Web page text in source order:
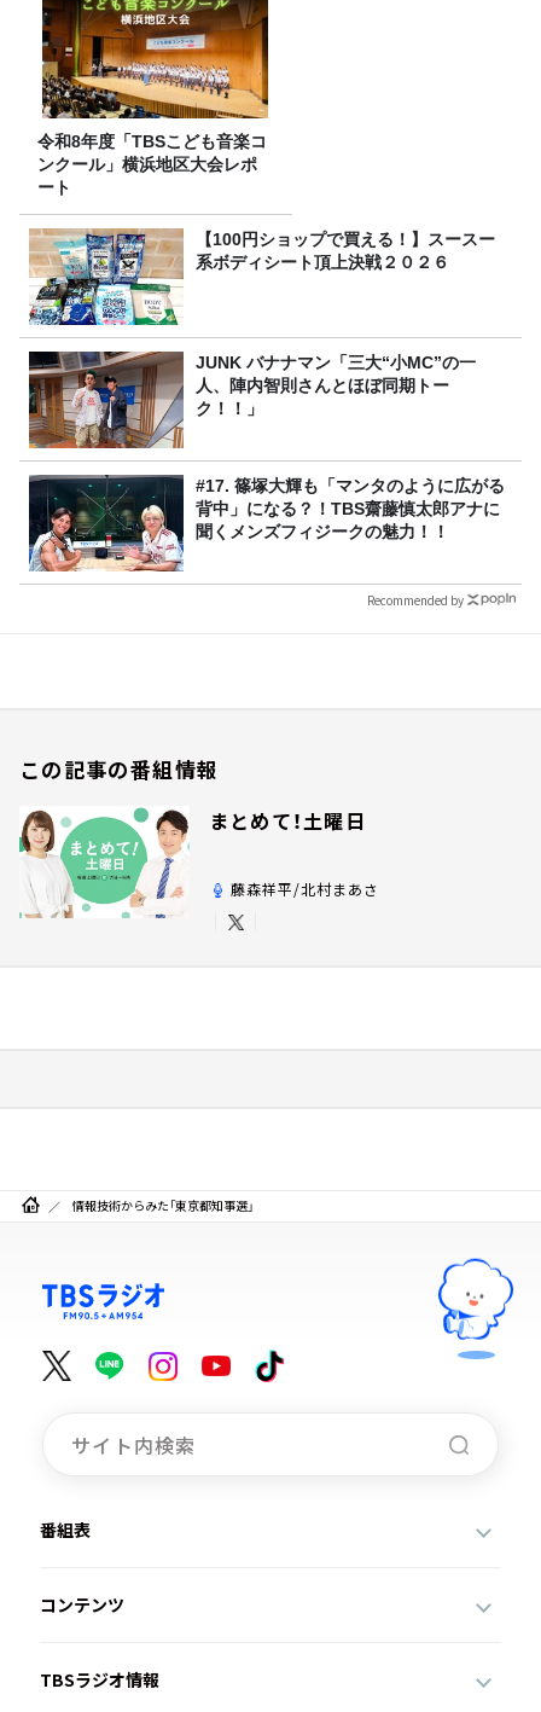
令和8年度「TBSこども音楽コ
ンクール」横浜地区大会レポ
ート
【100円ショップで買える！】スースー
系ボディシート頂上決戦２０２６
JUNK バナナマン「三大“小MC”の一
人、陣内智則さんとほぼ同期トー
ク！！」
#17. 篠塚大輝も「マンタのように広がる
背中」になる？！TBS齋藤慎太郎アナに
聞くメンズフィジークの魅力！！
Recommended by
この記事の番組情報
まとめて！土曜日
藤森祥平/北村まあさ
情報技術からみた「東京都知事選」
番組表
コンテンツ
TBSラジオ情報